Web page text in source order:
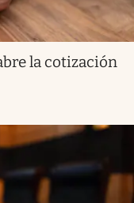
la cotización